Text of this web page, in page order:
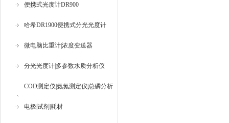
便携式光度计DR900
哈希DR1900便携式分光光度计
微电脑比重计|浓度变送器
分光光度计|多参数水质分析仪
COD测定仪|氨氮测定仪|总磷分析
仪
电极|试剂|耗材